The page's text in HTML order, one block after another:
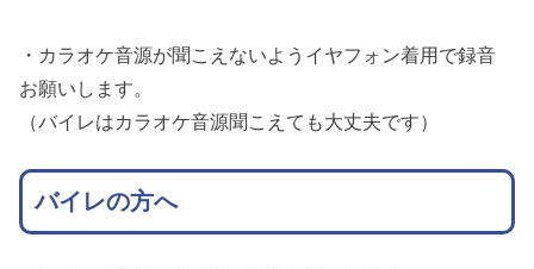
・カラオケ音源が聞こえないようイヤフォン着用で録音
お願いします。
（バイレはカラオケ音源聞こえても大丈夫です）
バイレの方へ